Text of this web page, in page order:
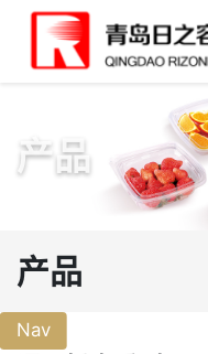
产品
产品
Nav